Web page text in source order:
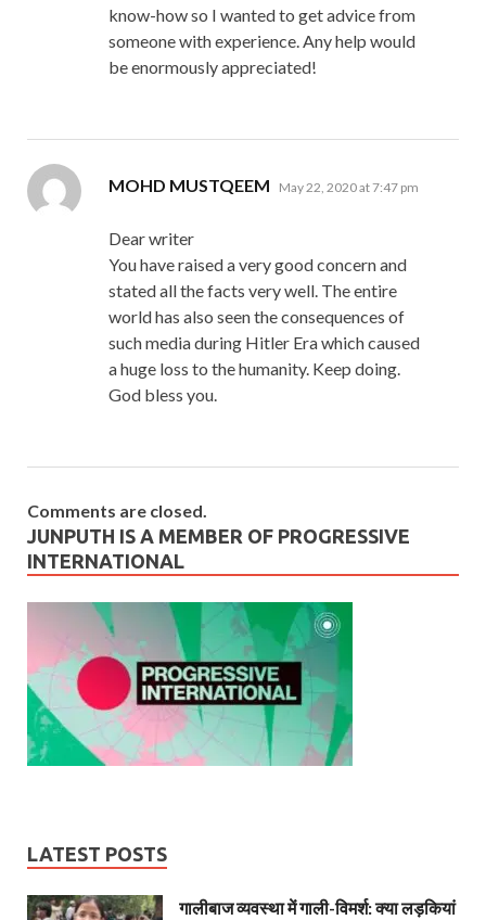
know-how so I wanted to get advice from
someone with experience. Any help would
be enormously appreciated!
MOHD MUSTQEEM says:
May 22, 2020 at 7:47 pm
Dear writer
You have raised a very good concern and
stated all the facts very well. The entire
world has also seen the consequences of
such media during Hitler Era which caused
a huge loss to the humanity. Keep doing.
God bless you.
Comments are closed.
JUNPUTH IS A MEMBER OF PROGRESSIVE
INTERNATIONAL
LATEST POSTS
गालीबाज व्‍यवस्‍था में गाली-विमर्श: क्या लड़कियां